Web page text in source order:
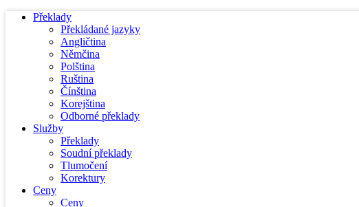
Překlady
Překládané jazyky
Angličtina
Němčina
Polština
Ruština
Čínština
Korejština
Odborné překlady
Služby
Překlady
Soudní překlady
Tlumočení
Korektury
Ceny
Ceny